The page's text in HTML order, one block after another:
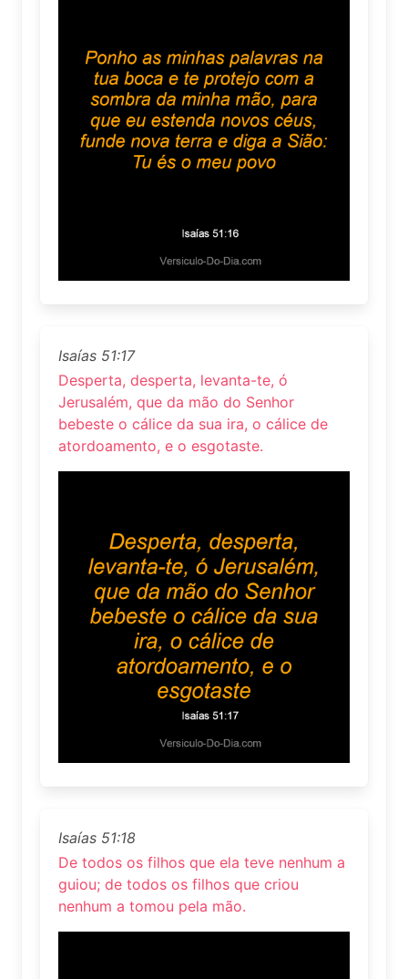
Isaías 51:17
Desperta, desperta, levanta-te, ó
Jerusalém, que da mão do Senhor
bebeste o cálice da sua ira, o cálice de
atordoamento, e o esgotaste.
Isaías 51:18
De todos os filhos que ela teve nenhum a
guiou; de todos os filhos que criou
nenhum a tomou pela mão.